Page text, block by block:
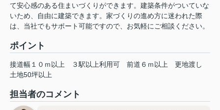
て安心感のある住まいづくりができます。建築条件がついていな
いため、自由に建築できます。家づくりの進め方に迷われた際
は、当社でもサポート可能ですので、お気軽にご相談ください。
ポイント
接道幅１０ｍ以上 ３駅以上利用可 前道６ｍ以上
更地渡し
土地50坪以上
担当者のコメント